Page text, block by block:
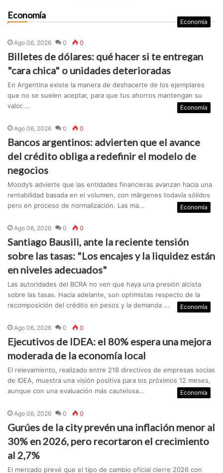
Economía
Economía
Ago 06, 2026 0 0
Billetes de dólares: qué hacer si te entregan
"cara chica" o unidades deterioradas
En Argentina existe la manera de deshacerte de los ejemplares
que no se suelen aceptar, para que tus ahorros mantengan su
valor....
Economía
Ago 06, 2026 0 0
Bancos argentinos: advierten que el avance
del crédito obliga a redefinir el modelo de
negocios
Moody’s advierte que las entidades financieras avanzan hacia una
rentabilidad basada en el volumen, con márgenes todavía sólidos
pero en proceso de normalización. Las ma...
Economía
Ago 06, 2026 0 0
Santiago Bausili, ante la reciente tensión
sobre las tasas: "Los encajes y la liquidez están
en niveles adecuados"
Las autoridades del BCRA no ven que haya una presión alcista
sobre las tasas. Hacia adelante, son optimistas respecto de la
recomposición del crédito en pesos y la demanda ...
Economía
Ago 06, 2026 0 0
Ejecutivos de IDEA: el 80% espera una mejora
moderada de la economía local
El relevamiento, realizado entre 218 directivos de empresas socias
de IDEA, muestra una visión positiva para los próximos 12 meses,
aunque con una evaluación más cautelosa...
Economía
Ago 06, 2026 0 0
Gurúes de la city prevén una inflación menor al
30% en 2026, pero recortaron el crecimiento
al 2,7%
El mercado prevé que el tipo de cambio oficial cierre 2026 con